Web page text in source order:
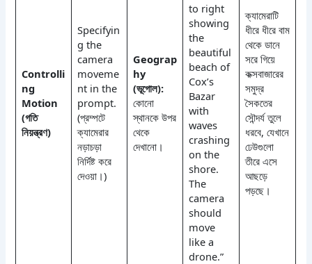
Controlli
ng
Motion
(গতি
নিয়ন্ত্রণ)
Specifyin
g the
camera
moveme
nt in the
prompt.
(প্রম্পটে
ক্যামেরার
নড়াচড়া
নির্দিষ্ট করে
দেওয়া।)
Geograp
hy
(ভূগোল):
কোনো
স্থানকে উপর
থেকে
দেখানো।
to right
showing
the
beautiful
beach of
Cox’s
Bazar
with
waves
crashing
on the
shore.
The
camera
should
move
like a
drone.”
ক্যামেরাটি
ধীরে ধীরে বাম
থেকে ডানে
সরে গিয়ে
কক্সবাজারের
সমুদ্র
সৈকতের
সৌন্দর্য তুলে
ধরবে, যেখানে
ঢেউগুলো
তীরে এসে
আছড়ে
পড়ছে।